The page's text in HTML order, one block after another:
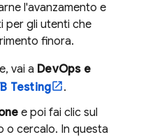
l'avanzamento e
per gli utenti che
finora.
, vai a DevOps e
Testing
.
e poi fai clic sul
o cercalo. In questa